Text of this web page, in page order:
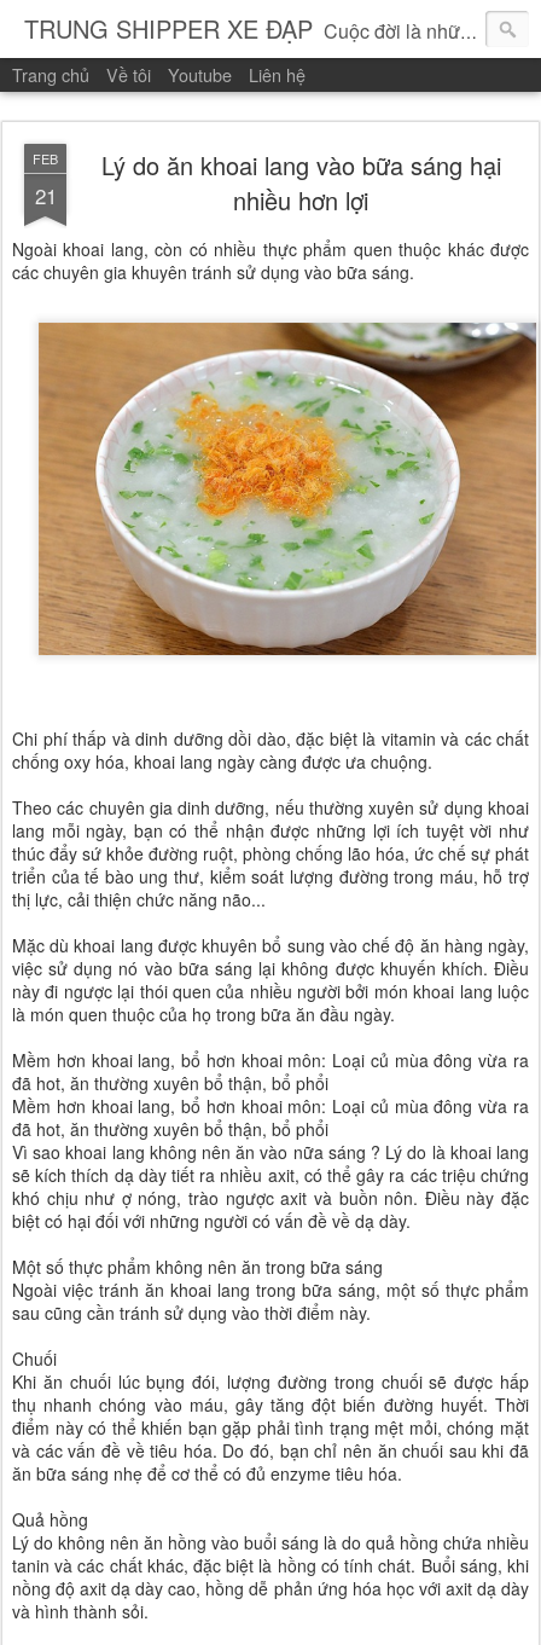
TRUNG SHIPPER XE ĐẠP Cuộc đời là những vòng quay!
Trang chủ Về tôi Youtube Liên hệ
FEB
21
Lý do ăn khoai lang vào bữa sáng hại
nhiều hơn lợi
Ngoài khoai lang, còn có nhiều thực phẩm quen thuộc khác được
các chuyên gia khuyên tránh sử dụng vào bữa sáng.
Chi phí thấp và dinh dưỡng dồi dào, đặc biệt là vitamin và các chất
chống oxy hóa, khoai lang ngày càng được ưa chuộng.
Theo các chuyên gia dinh dưỡng, nếu thường xuyên sử dụng khoai
lang mỗi ngày, bạn có thể nhận được những lợi ích tuyệt vời như
thúc đẩy sứ khỏe đường ruột, phòng chống lão hóa, ức chế sự phát
triển của tế bào ung thư, kiểm soát lượng đường trong máu, hỗ trợ
thị lực, cải thiện chức năng não...
Mặc dù khoai lang được khuyên bổ sung vào chế độ ăn hàng ngày,
việc sử dụng nó vào bữa sáng lại không được khuyến khích. Điều
này đi ngược lại thói quen của nhiều người bởi món khoai lang luộc
là món quen thuộc của họ trong bữa ăn đầu ngày.
Mềm hơn khoai lang, bổ hơn khoai môn: Loại củ mùa đông vừa ra
đã hot, ăn thường xuyên bổ thận, bổ phổi
Mềm hơn khoai lang, bổ hơn khoai môn: Loại củ mùa đông vừa ra
đã hot, ăn thường xuyên bổ thận, bổ phổi
Vì sao khoai lang không nên ăn vào nữa sáng ? Lý do là khoai lang
sẽ kích thích dạ dày tiết ra nhiều axit, có thể gây ra các triệu chứng
khó chịu như ợ nóng, trào ngược axit và buồn nôn. Điều này đặc
biệt có hại đối với những người có vấn đề về dạ dày.
Một số thực phẩm không nên ăn trong bữa sáng
Ngoài việc tránh ăn khoai lang trong bữa sáng, một số thực phẩm
sau cũng cần tránh sử dụng vào thời điểm này.
Chuối
Khi ăn chuối lúc bụng đói, lượng đường trong chuối sẽ được hấp
thụ nhanh chóng vào máu, gây tăng đột biến đường huyết. Thời
điểm này có thể khiến bạn gặp phải tình trạng mệt mỏi, chóng mặt
và các vấn đề về tiêu hóa. Do đó, bạn chỉ nên ăn chuối sau khi đã
ăn bữa sáng nhẹ để cơ thể có đủ enzyme tiêu hóa.
Quả hồng
Lý do không nên ăn hồng vào buổi sáng là do quả hồng chứa nhiều
tanin và các chất khác, đặc biệt là hồng có tính chát. Buổi sáng, khi
nồng độ axit dạ dày cao, hồng dễ phản ứng hóa học với axit dạ dày
và hình thành sỏi.